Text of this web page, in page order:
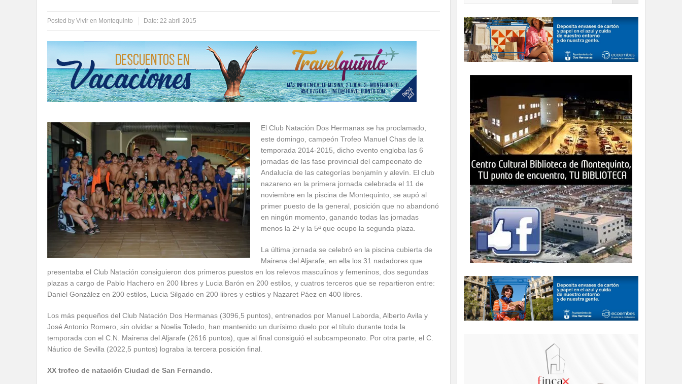
Posted by Vivir en Montequinto Date: 22 abril 2015
El Club Natación Dos Hermanas se ha proclamado,
este domingo, campeón Trofeo Manuel Chas de la
temporada 2014-2015, dicho evento engloba las 6
jornadas de las fase provincial del campeonato de
Andalucía de las categorías benjamín y alevín. El club
nazareno en la primera jornada celebrada el 11 de
noviembre en la piscina de Montequinto, se aupó al
primer puesto de la general, posición que no abandonó
en ningún momento, ganando todas las jornadas
menos la 2ª y la 5ª que ocupo la segunda plaza.
La última jornada se celebró en la piscina cubierta de
Mairena del Aljarafe, en ella los 31 nadadores que
presentaba el Club Natación consiguieron dos primeros puestos en los relevos masculinos y femeninos, dos segundas
plazas a cargo de Pablo Hachero en 200 libres y Lucia Barón en 200 estilos, y cuatros terceros que se repartieron entre:
Daniel González en 200 estilos, Lucia Silgado en 200 libres y estilos y Nazaret Páez en 400 libres.
Los más pequeños del Club Natación Dos Hermanas (3096,5 puntos), entrenados por Manuel Laborda, Alberto Avila y
José Antonio Romero, sin olvidar a Noelia Toledo, han mantenido un durísimo duelo por el título durante toda la
temporada con el C.N. Mairena del Aljarafe (2616 puntos), que al final consiguió el subcampeonato. Por otra parte, el C.
Náutico de Sevilla (2022,5 puntos) lograba la tercera posición final.
XX trofeo de natación Ciudad de San Fernando.